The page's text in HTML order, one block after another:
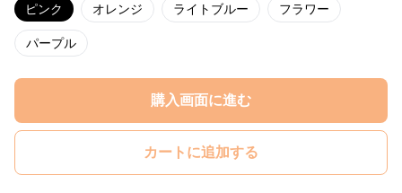
ピンク オレンジ ライトブルー フラワー
パープル
購入画面に進む
カートに追加する